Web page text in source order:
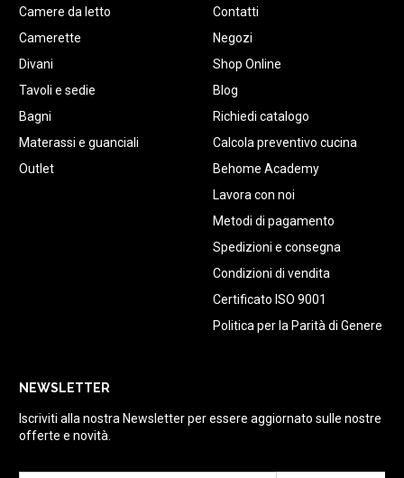
Camere da letto
Camerette
Divani
Tavoli e sedie
Bagni
Materassi e guanciali
Outlet
Contatti
Negozi
Shop Online
Blog
Richiedi catalogo
Calcola preventivo cucina
Behome Academy
Lavora con noi
Metodi di pagamento
Spedizioni e consegna
Condizioni di vendita
Certificato ISO 9001
Politica per la Parità di Genere
NEWSLETTER
Iscriviti alla nostra Newsletter per essere aggiornato sulle nostre
offerte e novità.